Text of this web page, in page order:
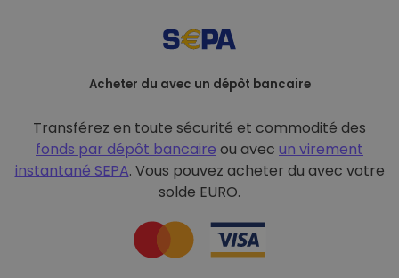
Acheter du avec un dépôt bancaire
Transférez en toute sécurité et commodité des
fonds par dépôt bancaire ou avec un virement
instantané SEPA. Vous pouvez acheter du avec votre
solde EURO.